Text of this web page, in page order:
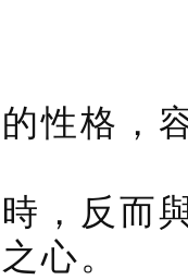
性格，
，反而
心。